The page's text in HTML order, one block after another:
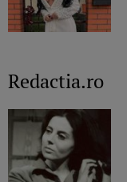
Redactia.ro